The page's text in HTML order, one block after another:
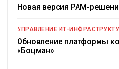
Новая версия PAM-
УПРАВЛЕНИЕ ИТ-
Обновление платформы
«Боцман»